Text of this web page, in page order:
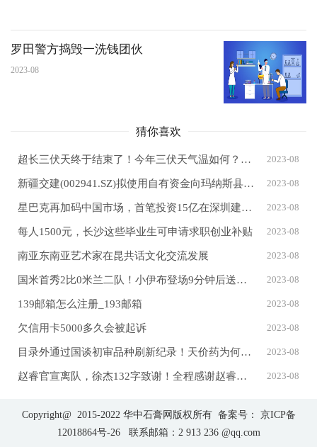
罗田警方捣毁一洗钱团伙
2023-08
猜你喜欢
超长三伏天终于结束了！今年三伏天气温如何？出伏后气温如何发展？专家分析 2023-08
新疆交建(002941.SZ)拟使用自有资金向玛纳斯县清水河乡芦草沟村捐赠20万元 2023-08
星巴克再加码中国市场，首笔投资15亿在深圳建创新科技中心 2023-08
每人1500元，长沙这些毕业生可申请求职创业补贴 2023-08
南亚东南亚艺术家在昆共话文化交流发展 2023-08
国米首秀2比0米兰二队！小伊布登场9分钟后送助攻，马洛塔亮明牌 2023-08
139邮箱怎么注册_193邮箱 2023-08
欠信用卡5000多久会被起诉 2023-08
目录外通过国谈初审品种刷新纪录！天价药为何“二进宫”？ 2023-08
赵睿官宣离队，徐杰132字致谢！全程感谢赵睿助其成长，关系深厚 2023-08
Copyright@ 2015-2022 华中石膏网版权所有 备案号： 京ICP备
12018864号-26联系邮箱：2 913 236 @qq.com